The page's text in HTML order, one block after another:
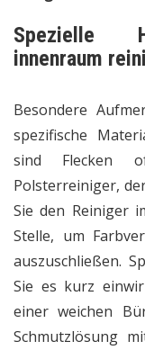
Spezielle
innenraum
Besondere
spezifische
sind Flecken
Polsterreiniger,
Sie den Reiniger
Stelle, um
auszuschließen.
Sie es kurz
einer weichen
Schmutzlösung